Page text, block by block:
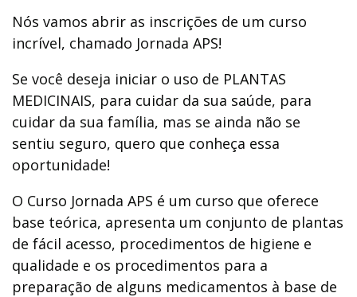
Nós vamos abrir as inscrições de um curso
incrível, chamado Jornada APS!
Se você deseja iniciar o uso de PLANTAS
MEDICINAIS, para cuidar da sua saúde, para
cuidar da sua família, mas se ainda não se
sentiu seguro, quero que conheça essa
oportunidade!
O Curso Jornada APS é um curso que oferece
base teórica, apresenta um conjunto de plantas
de fácil acesso, procedimentos de higiene e
qualidade e os procedimentos para a
preparação de alguns medicamentos à base de